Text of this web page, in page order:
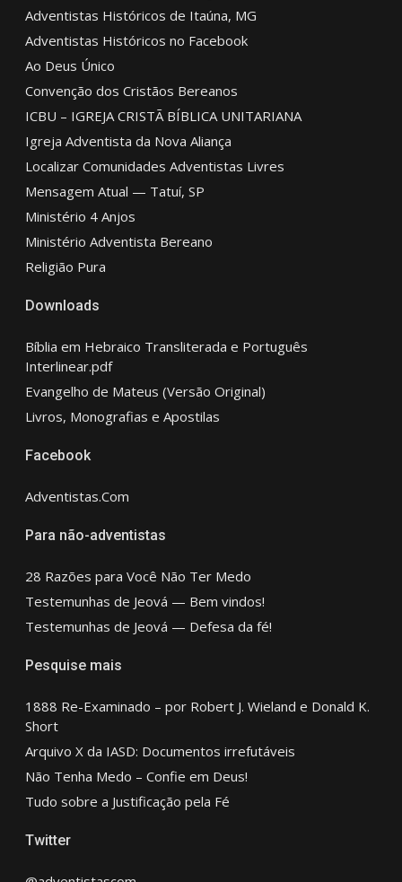
Adventistas Históricos de Itaúna, MG
Adventistas Históricos no Facebook
Ao Deus Único
Convenção dos Cristãos Bereanos
ICBU – IGREJA CRISTÃ BÍBLICA UNITARIANA
Igreja Adventista da Nova Aliança
Localizar Comunidades Adventistas Livres
Mensagem Atual — Tatuí, SP
Ministério 4 Anjos
Ministério Adventista Bereano
Religião Pura
Downloads
Bíblia em Hebraico Transliterada e Português
Interlinear.pdf
Evangelho de Mateus (Versão Original)
Livros, Monografias e Apostilas
Facebook
Adventistas.Com
Para não-adventistas
28 Razões para Você Não Ter Medo
Testemunhas de Jeová — Bem vindos!
Testemunhas de Jeová — Defesa da fé!
Pesquise mais
1888 Re-Examinado – por Robert J. Wieland e Donald K.
Short
Arquivo X da IASD: Documentos irrefutáveis
Não Tenha Medo – Confie em Deus!
Tudo sobre a Justificação pela Fé
Twitter